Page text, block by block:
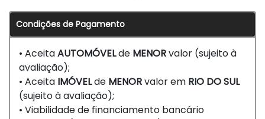
Condições de Pagamento
• AceitaAUTOMÓVELde MENORvalor (sujeito à
avaliação);
• Aceita IMÓVELde MENORvalor em RIO DO SUL
(sujeito à avaliação);
• Viabilidade de financiamento bancário